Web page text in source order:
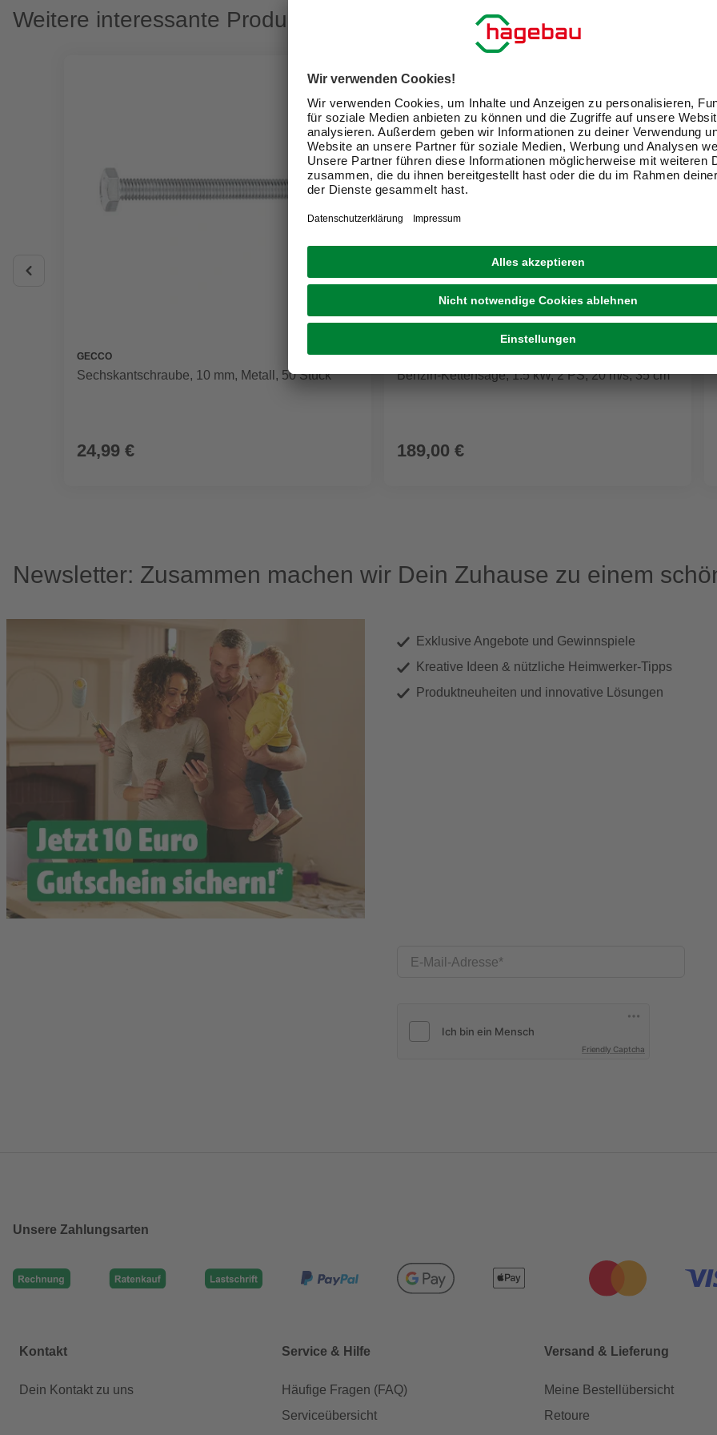
Weitere interessante Produkte
GECCO
Sechskantschraube, 10 mm, Metall, 50 Stück
24,99 €
MCCULLOCH
Benzin-Kettensäge, 1.5 kW, 2 PS, 20 m/s, 35 cm
189,00 €
Newsletter: Zusammen machen wir Dein Zuhause zu einem
Exklusive Angebote und Gewinnspiele
Kreative Ideen & nützliche Heimwerker-Tipps
Produktneuheiten und innovative Lösungen
E-Mail-Adresse
Friendly Captcha
Unsere Zahlungsarten
Kontakt
Dein Kontakt zu uns
Service & Hilfe
Häufige Fragen (FAQ)
Serviceübersicht
Versand & Lieferung
Meine Bestellübersicht
Retoure